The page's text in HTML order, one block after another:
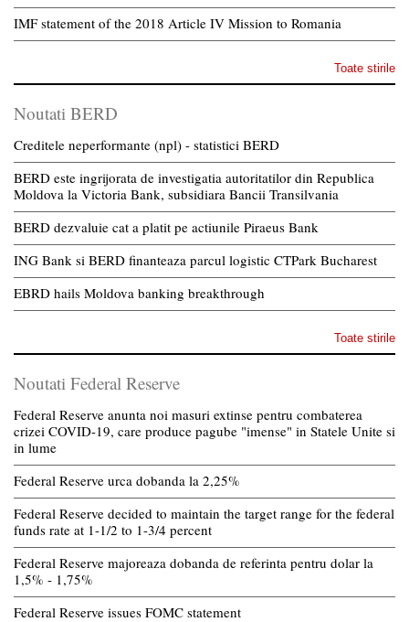
IMF statement of the 2018 Article IV Mission to Romania
Toate stirile
Noutati BERD
Creditele neperformante (npl) - statistici BERD
BERD este ingrijorata de investigatia autoritatilor din Republica
Moldova la Victoria Bank, subsidiara Bancii Transilvania
BERD dezvaluie cat a platit pe actiunile Piraeus Bank
ING Bank si BERD finanteaza parcul logistic CTPark Bucharest
EBRD hails Moldova banking breakthrough
Toate stirile
Noutati Federal Reserve
Federal Reserve anunta noi masuri extinse pentru combaterea
crizei COVID-19, care produce pagube "imense" in Statele Unite si
in lume
Federal Reserve urca dobanda la 2,25%
Federal Reserve decided to maintain the target range for the federal
funds rate at 1-1/2 to 1-3/4 percent
Federal Reserve majoreaza dobanda de referinta pentru dolar la
1,5% - 1,75%
Federal Reserve issues FOMC statement